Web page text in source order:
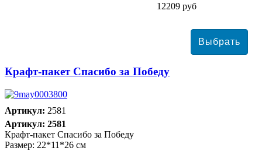
12209 руб
Крафт-пакет Спасибо за Победу
Артикул: 2581
Артикул: 2581
Крафт-пакет Спасибо за Победу
Размер: 22*11*26 см